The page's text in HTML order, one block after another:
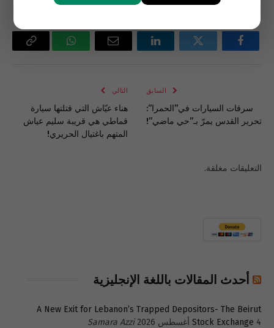
فيسبوك تويتر لينكدإن
البريد
واتساب Copy
السابق
سرقات السيارات في”الحمرا”:
تحرير القدس يمرّ بـ”حي ماضي”!
التالي
هناء عيّاش التي قتلتها سيارة
قماطي هي قريبة سليم عياش
المتهم باغتيال الحريري!
التعليقات مغلقة.
أحدث المقالات باللغة الإنجليزية
A New Exit for Lebanon’s Trapped Depositors- The Beirut
Stock Exchange 4 أغسطس 2026
Samara Azzi